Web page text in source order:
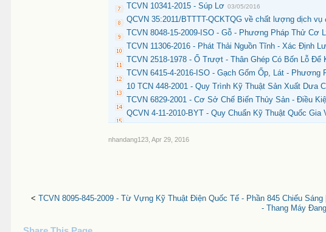
TCVN 10341-2015 - Súp Lơ 03/05/2016
QCVN 35:2011/BTTTT-QCKTQG về chất lượng dịch
TCVN 8048-15-2009-ISO - Gỗ - Phương Pháp Thử Cơ
TCVN 11306-2016 - Phát Thải Nguồn Tĩnh - Xác Định
TCVN 2518-1978 - Ổ Trượt - Thân Ghép Có Bốn Lỗ Để
TCVN 6415-4-2016-ISO - Gạch Gốm Ốp, Lát -
10 TCN 448-2001 - Quy Trình Kỹ Thuật Sản Xuất Dưa
TCVN 6829-2001 - Cơ Sở Chế Biến Thủy Sản - Điều
QCVN 4-11-2010-BYT - Quy Chuẩn Kỹ Thuật Quốc
nhandang123 Apr 29, 2016
< TCVN 8095-845-2009 - Từ Vựng Kỹ Thuật Điện Quốc Tế - Phần 845 Chiếu Sáng
- Thang Máy